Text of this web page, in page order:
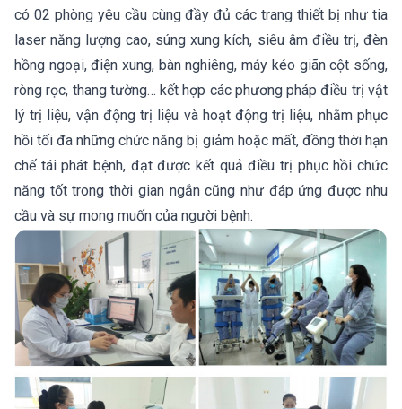
có 02 phòng yêu cầu cùng đầy đủ các trang thiết bị như tia
laser năng lượng cao, súng xung kích, siêu âm điều trị, đèn
hồng ngoại, điện xung, bàn nghiêng, máy kéo giãn cột sống,
ròng rọc, thang tường… kết hợp các phương pháp điều trị vật
lý trị liệu, vận động trị liệu và hoạt động trị liệu, nhằm phục
hồi tối đa những chức năng bị giảm hoặc mất, đồng thời hạn
chế tái phát bệnh, đạt được kết quả điều trị phục hồi chức
năng tốt trong thời gian ngắn cũng như đáp ứng được nhu
cầu và sự mong muốn của người bệnh.